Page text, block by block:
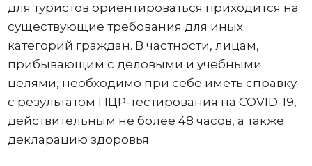
для туристов ориентироваться приходится на
существующие требования для иных
категорий граждан. В частности, лицам,
прибывающим с деловыми и учебными
целями, необходимо при себе иметь справку
с результатом ПЦР-тестирования на COVID-19,
действительным не более 48 часов, а также
декларацию здоровья.